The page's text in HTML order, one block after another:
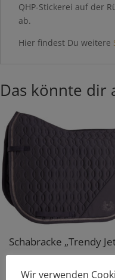
QHP-Stickerei auf der
ab.
Hier findest Du weitere
Das könnte dir
Schabracke „Trendy
Wir verwenden